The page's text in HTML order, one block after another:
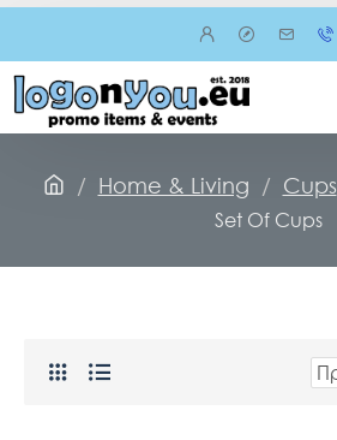
Home & Living Cups
Set Of Cups